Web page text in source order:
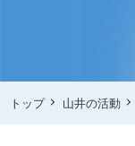
トップ 山井の活動